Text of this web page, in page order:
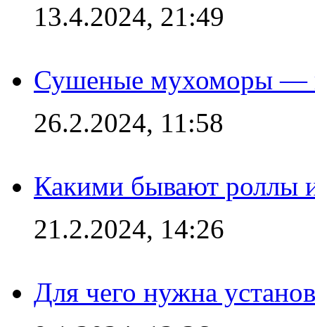
13.4.2024, 21:49
Сушеные мухоморы —
26.2.2024, 11:58
Какими бывают роллы
21.2.2024, 14:26
Для чего нужна